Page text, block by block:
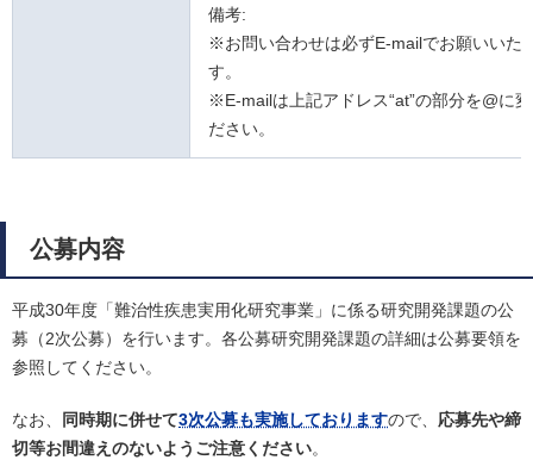
備考:
※お問い合わせは必ずE-mailでお願いいた
す。
※E-mailは上記アドレス“at”の部分を@に
ださい。
公募内容
平成30年度「難治性疾患実用化研究事業」に係る研究開発課題の公
募（2次公募）を行います。各公募研究開発課題の詳細は公募要領を
参照してください。
なお、 同時期に併せて3次公募も実施しておりますので、 応募先や締
切等お間違えのないようご注意ください。